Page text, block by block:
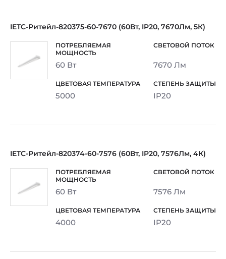
IETC-Ритейл-820375-60-7670 (60Вт, IP20, 7670Лм, 5К)
60 Вт 7670 Лм
5000 IP20
IETC-Ритейл-820374-60-7576 (60Вт, IP20, 7576Лм, 4К)
60 Вт 7576 Лм
4000 IP20